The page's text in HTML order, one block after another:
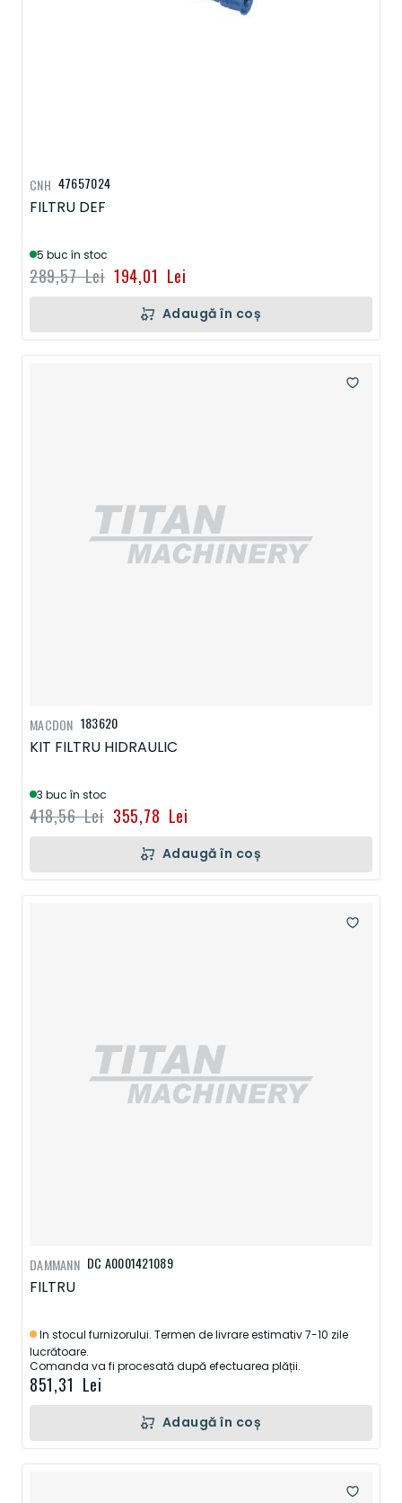
47657024
FILTRU DEF
5 buc în stoc
194,01 Lei
289,57 Lei
CNH
Adaugă în coș
183620
KIT FILTRU HIDRAULIC
3 buc în stoc
355,78 Lei
418,56 Lei
MACDON
Adaugă în coș
DC A0001421089
FILTRU
In stocul furnizorului. Termen de livrare estimativ 7-10 zile
lucrătoare.
Comanda va fi procesată după efectuarea plății.
851,31 Lei
DAMMANN
Adaugă în coș